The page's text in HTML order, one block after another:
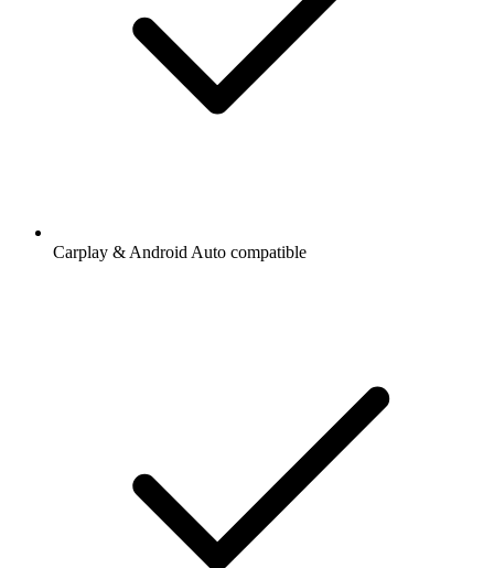
Carplay & Android Auto compatible